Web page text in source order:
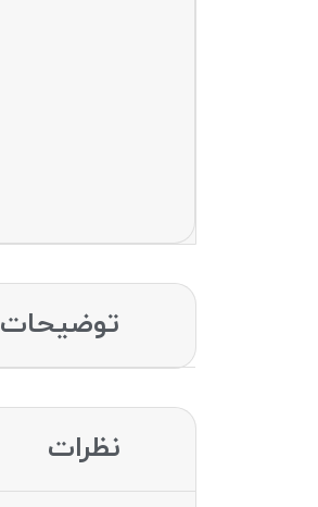
توضیحات
نظرات